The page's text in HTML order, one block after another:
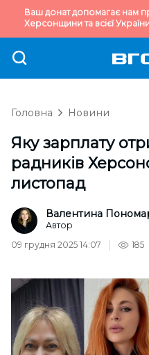
Ваш донат допомагає нам
Херсонщини та всієї
Головна Новини
Яку зарплату
радників
листопад
Валентина
Автор
09 грудня 2025 14:07
185